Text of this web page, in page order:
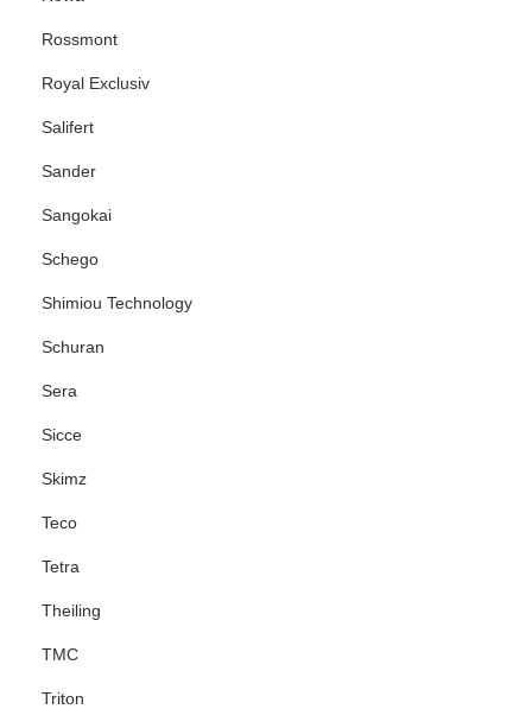
Rossmont
Royal Exclusiv
Salifert
Sander
Sangokai
Schego
Shimiou Technology
Schuran
Sera
Sicce
Skimz
Teco
Tetra
Theiling
TMC
Triton